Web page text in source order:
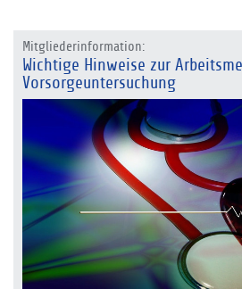
Mitgliederinformation:
Wichtige Hinweise zur
Vorsorgeuntersuchung